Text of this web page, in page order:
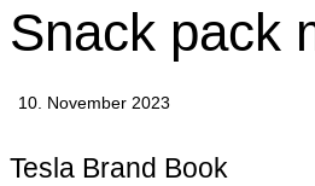
Snack pack
10. November 2023
Tesla Brand Book